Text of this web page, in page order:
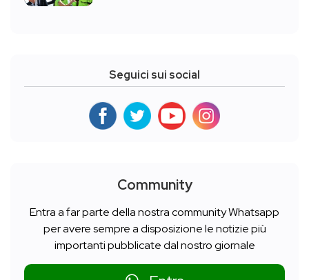
Seguici sui social
Community
Entra a far parte della nostra community Whatsapp
per avere sempre a disposizione le notizie più
importanti pubblicate dal nostro giornale